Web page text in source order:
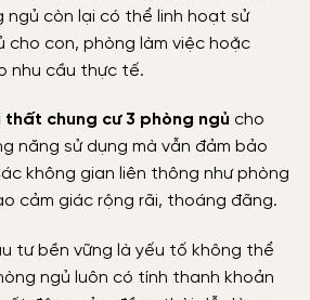
ngủ còn lại có thể linh hoạt sử
cho con, phòng làm việc hoặc
nhu cầu thực tế.
thất chung cư 3 phòng ngủ cho
năng sử dụng mà vẫn đảm bảo
không gian liên thông như phòng
cảm giác rộng rãi, thoáng đãng.
tư bền vững là yếu tố không thể
ngủ luôn có tính thanh khoản